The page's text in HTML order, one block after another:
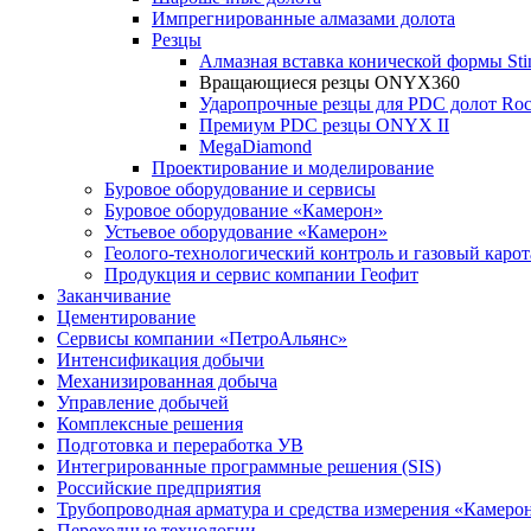
Импрегнированные алмазами долота
Резцы
Алмазная вставка конической формы
Вращающиеся резцы ONYX360
Ударопрочные резцы для PDC долот
Премиум PDC резцы ONYX II
MegaDiamond
Проектирование и моделирование
Буровое оборудование и сервисы
Буровое оборудование «Камерон»
Устьевое оборудование «Камерон»
Геолого-технологический контроль и газовый
Продукция и сервис компании Геофит
Заканчивание
Цементирование
Сервисы компании «ПетроАльянс»
Интенсификация добычи
Механизированная добыча
Управление добычей
Комплексные решения
Подготовка и переработка УВ
Интегрированные программные решения (SIS)
Российские предприятия
Трубопроводная арматура и средства измерения